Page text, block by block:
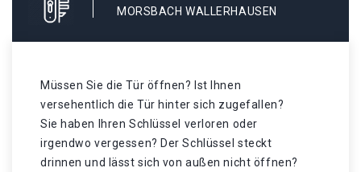
ORSBACH WALLERHAUSEN
Müssen Sie die Tür öffnen? Ist Ihnen
versehentlich die Tür hinter sich zugefallen?
Sie haben Ihren Schlüssel verloren oder
irgendwo vergessen? Der Schlüssel steckt
drinnen und lässt sich von außen nicht öffnen?